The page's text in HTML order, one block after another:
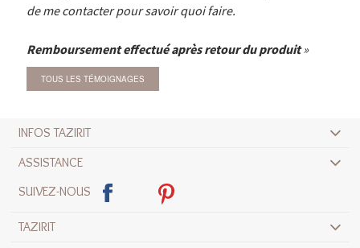
de me contacter pour savoir quoi faire.
Remboursement effectué après retour du produit
TOUS LES TÉMOIGNAGES
INFOS TAZIRIT
ASSISTANCE
SUIVEZ-NOUS
TAZIRIT